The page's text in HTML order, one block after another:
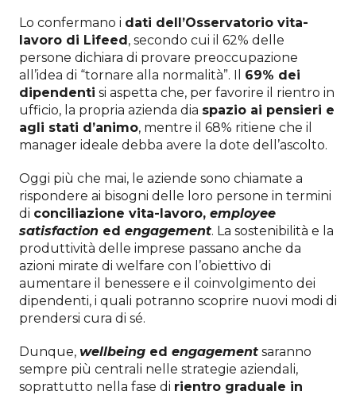
Lo confermano i dati dell’Osservatorio vita-
lavoro di Lifeed, secondo cui il 62% delle
persone dichiara di provare preoccupazione
all’idea di “tornare alla normalità”. Il 69% dei
dipendenti si aspetta che, per favorire il rientro in
ufficio, la propria azienda dia spazio ai pensieri e
agli stati d’animo, mentre il 68% ritiene che il
manager ideale debba avere la dote dell’ascolto.
Oggi più che mai, le aziende sono chiamate a
rispondere ai bisogni delle loro persone in termini
di conciliazione vita-lavoro, employee
satisfaction ed engagement. La sostenibilità e la
produttività delle imprese passano anche da
azioni mirate di welfare con l’obiettivo di
aumentare il benessere e il coinvolgimento dei
dipendenti, i quali potranno scoprire nuovi modi di
prendersi cura di sé.
Dunque, wellbeing ed engagement saranno
sempre più centrali nelle strategie aziendali,
soprattutto nella fase di rientro graduale in